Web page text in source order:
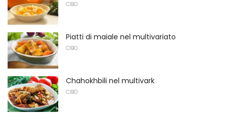
CIBO
Piatti di maiale nel multivariato
CIBO
Chahokhbili nel multivark
CIBO